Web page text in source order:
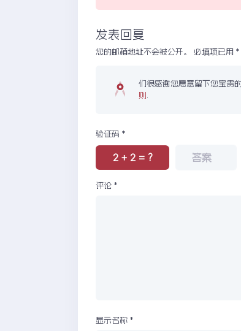
发表回复
您的邮箱地址不会被公开。 必填项已用*
们很感谢您愿意留下您宝贵
则
验证码*
2 + 2 = ?
评论*
显示名称*